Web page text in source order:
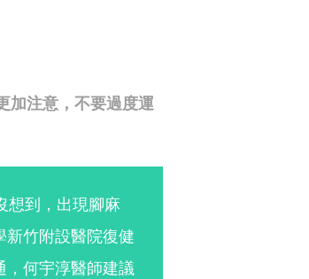
加注意，不要過度運
想到，出現腳麻
竹附設醫院復健
何宇淳醫師建議